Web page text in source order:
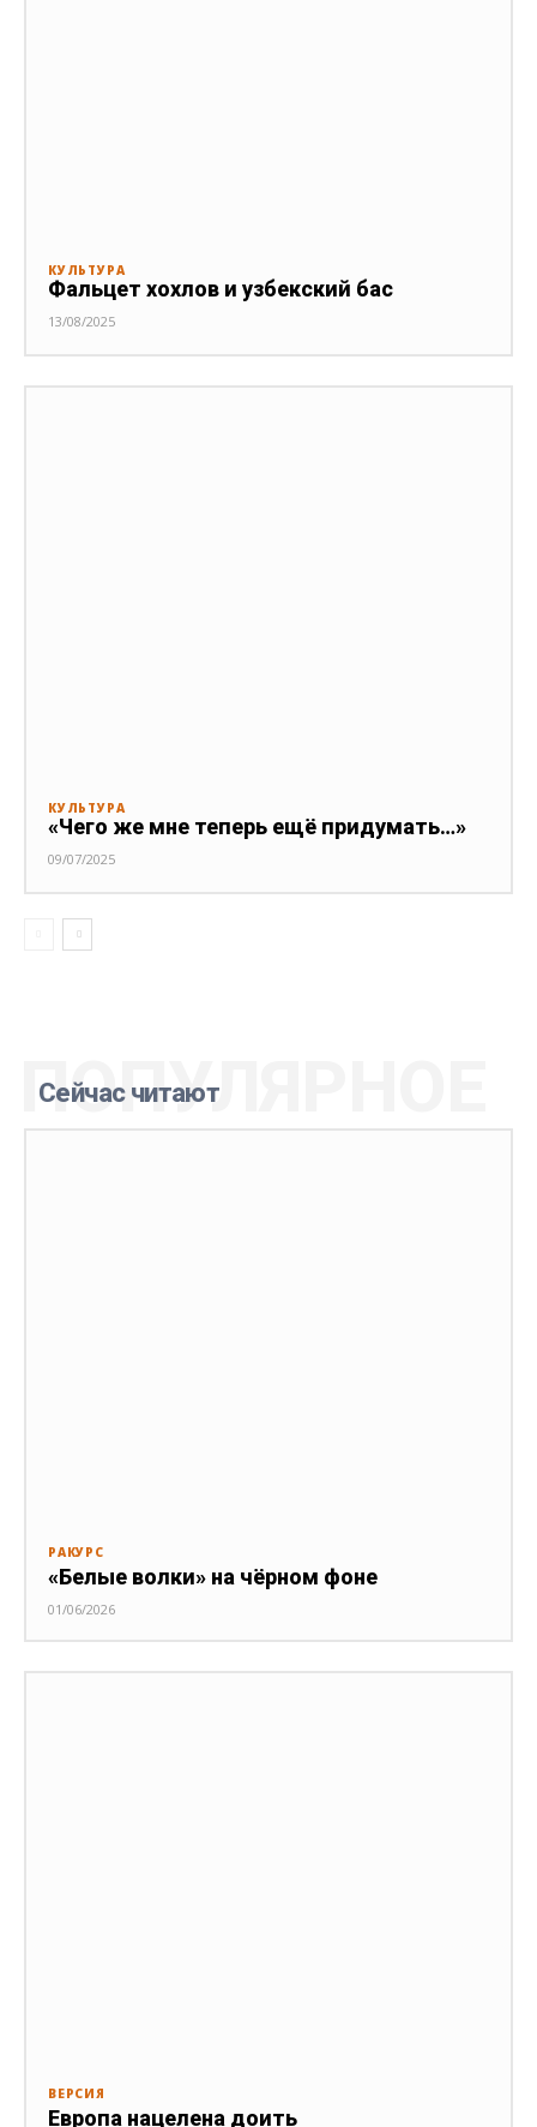
КУЛЬТУРА
Фальцет хохлов и узбекский бас
13/08/2025
КУЛЬТУРА
«Чего же мне теперь ещё придумать…»
09/07/2025
Сейчас читают
ПОПУЛЯРНОЕ
РАКУРС
«Белые волки» на чёрном фоне
01/06/2026
ВЕРСИЯ
Европа нацелена доить